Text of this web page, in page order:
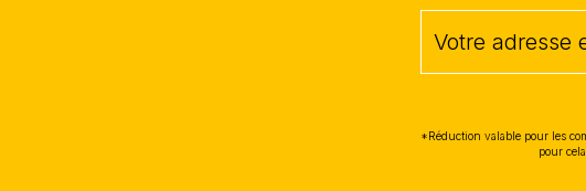
*Réduction valable pour les
pour